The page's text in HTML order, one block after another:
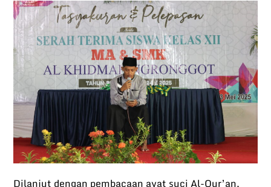
Dilanjut dengan pembacaan ayat suci Al-Qur’an,